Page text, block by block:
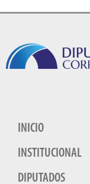
INICIO
INSTITUCIONAL
DIPUTADOS